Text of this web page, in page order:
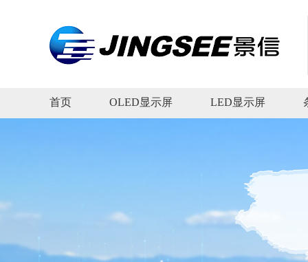
首页 OLED显示屏 LED显示屏